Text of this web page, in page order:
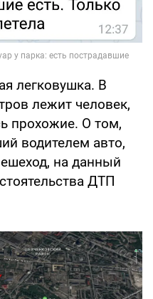
легковушка. В
лежит человек,
прохожие. О том,
водителем авто,
на данный
ДТП